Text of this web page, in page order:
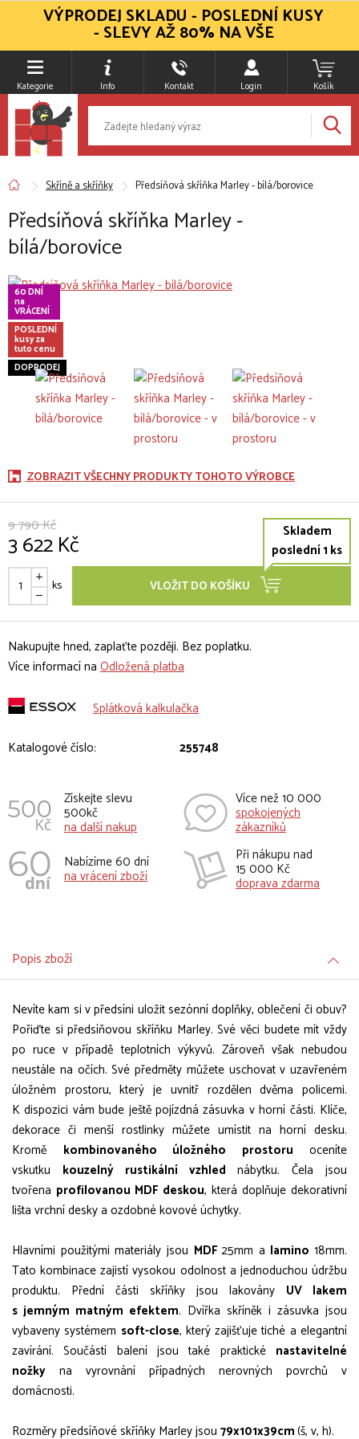
Kategorie Info Kontakt Login Košík
Skříně a skříňky Předsíňová skříňka Marley - bílá/borovice
Předsíňová skříňka Marley -
bílá/borovice
60 DNÍ
na
VRÁCENÍ
POSLEDNÍ
kusy za
tuto cenu
DOPRODEJ
ZOBRAZIT VŠECHNY PRODUKTY TOHOTO VÝROBCE
9 790 Kč
3 622 Kč
Skladem
poslední 1 ks
ks VLOŽIT DO KOŠÍKU
Nakupujte hned, zaplaťte později. Bez poplatku.
Více informací na Odložená platba
Splátková kalkulačka
Katalogové číslo:
255748
Získejte slevu
500kč
na další nakup
Více než 10 000
spokojených
zákazníků
Nabízíme 60 dní
na vrácení zboží
Při nákupu nad
15 000 Kč
doprava zdarma
Popis zboží
Nevíte kam si v předsíni uložit sezónní doplňky, oblečení či obuv?
Pořiďte si předsíňovou skříňku Marley. Své věci budete mít vždy
po ruce v případě teplotních výkyvů. Zároveň však nebudou
neustále na očích. Své předměty můžete uschovat v uzavřeném
úložném prostoru, který je uvnitř rozdělen dvěma policemi.
K dispozici vám bude ještě pojízdná zásuvka v horní části. Klíče,
dekorace či menší rostlinky můžete umístit na horní desku.
Kromě kombinovaného úložného prostoru oceníte
vskutku kouzelný rustikální vzhled nábytku. Čela jsou
tvořena profilovanou MDF deskou, která doplňuje dekorativní
lišta vrchní desky a ozdobné kovové úchytky.
Hlavními použitými materiály jsou MDF25mm a lamino 18mm.
Tato kombinace zajistí vysokou odolnost a jednoduchou údržbu
produktu. Přední části skříňky jsou lakovány UV lakem
s jemným matným efektem. Dvířka skříněk i zásuvka jsou
vybaveny systémem soft-close, který zajišťuje tiché a elegantní
zavírání. Součástí balení jsou také praktické nastavitelné
nožky na vyrovnání případných nerovných povrchů v
domácnosti.
Rozměry předsíňové skříňky Marley jsou 79x101x39cm(š, v, h).
VÝPRODEJ SKLADU - POSLEDNÍ KUSY
- SLEVY AŽ 80% NA VŠE